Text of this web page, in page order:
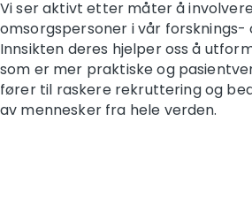
Vi ser aktivt etter måter å
omsorgspersoner i vår forsknings-
Innsikten deres hjelper oss å
som er mer praktiske og
fører til raskere rekruttering og
av mennesker fra hele verden.